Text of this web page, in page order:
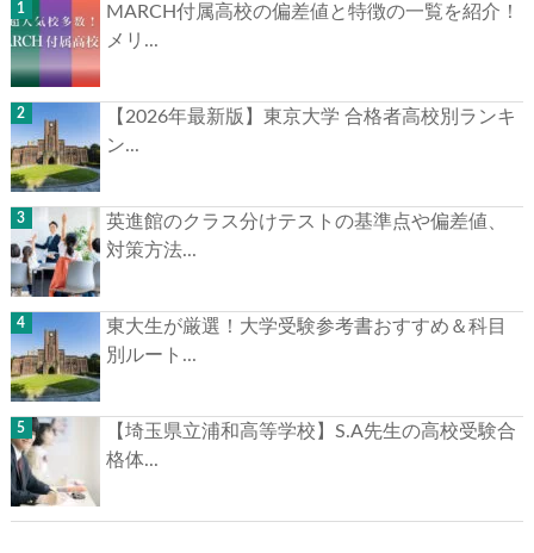
MARCH付属高校の偏差値と特徴の一覧を紹介！
メリ...
【2026年最新版】東京大学 合格者高校別ランキ
ン...
英進館のクラス分けテストの基準点や偏差値、
対策方法...
東大生が厳選！大学受験参考書おすすめ＆科目
別ルート...
【埼玉県立浦和高等学校】S.A先生の高校受験合
格体...